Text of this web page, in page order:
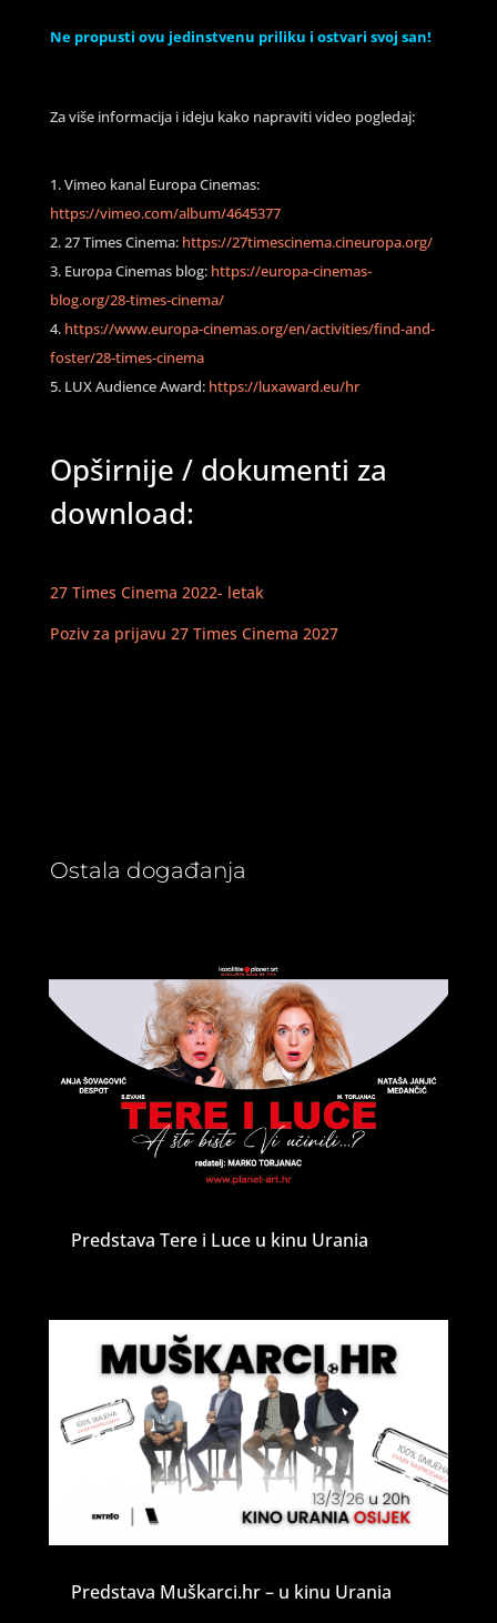
Ne propusti ovu jedinstvenu priliku i ostvari svoj san!
Za više informacija i ideju kako napraviti video pogledaj:
Vimeo kanal Europa Cinemas:
https://vimeo.com/album/4645377
27 Times Cinema: https://27timescinema.cineuropa.org/
Europa Cinemas blog: https://europa-cinemas-
blog.org/28-times-cinema/
https://www.europa-cinemas.org/en/activities/find-and-
foster/28-times-cinema
LUX Audience Award: https://luxaward.eu/hr
Opširnije / dokumenti za
download:
27 Times Cinema 2022- letak
Poziv za prijavu 27 Times Cinema 2027
Ostala događanja
Predstava Tere i Luce u kinu Urania
Predstava Muškarci.hr – u kinu Urania